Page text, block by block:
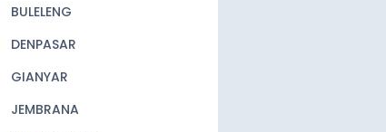
BULELENG
DENPASAR
GIANYAR
JEMBRANA